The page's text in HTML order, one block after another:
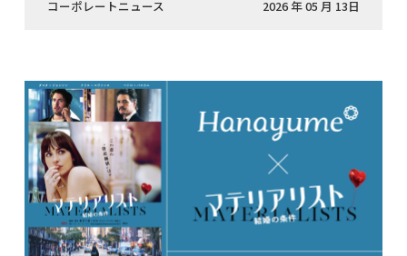
コーポレートニュース 2026 年 05 月 13日